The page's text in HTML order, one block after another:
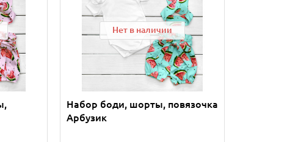
Нет в наличии
Набор боди, шорты, повязочка
Арбузик